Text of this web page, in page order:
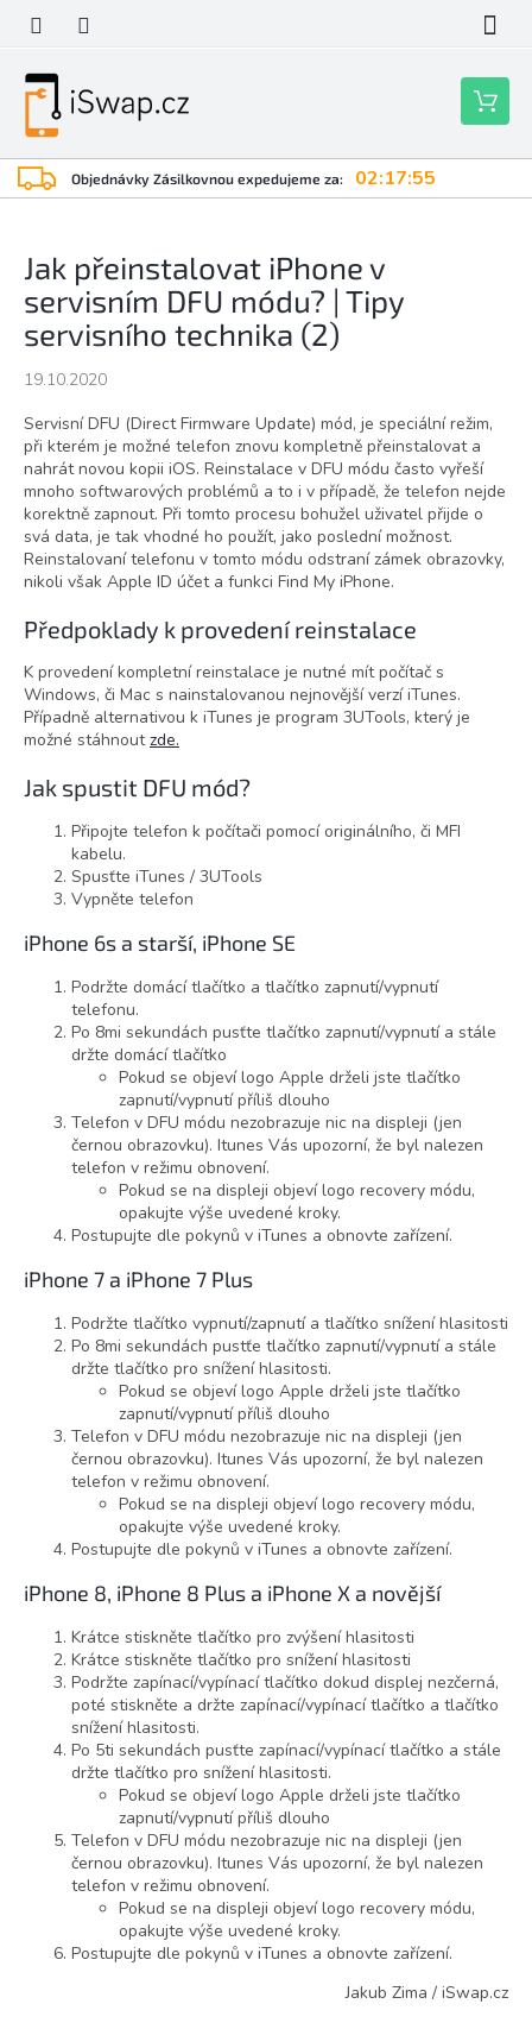
obsah
Objednávky Zásilkovnou expedujeme za: 02:17:55
Nákupní
košík
Jak přeinstalovat iPhone v
servisním DFU módu? | Tipy
servisního technika (2)
19.10.2020
Servisní DFU (Direct Firmware Update) mód, je speciální režim,
při kterém je možné telefon znovu kompletně přeinstalovat a
nahrát novou kopii iOS. Reinstalace v DFU módu často vyřeší
mnoho softwarových problémů a to i v případě, že telefon nejde
korektně zapnout. Při tomto procesu bohužel uživatel přijde o
svá data, je tak vhodné ho použít, jako poslední možnost.
Reinstalovaní telefonu v tomto módu odstraní zámek obrazovky,
nikoli však Apple ID účet a funkci Find My iPhone.
Předpoklady k provedení reinstalace
K provedení kompletní reinstalace je nutné mít počítač s
Windows, či Mac s nainstalovanou nejnovější verzí iTunes.
Případně alternativou k iTunes je program 3UTools, který je
možné stáhnoutzde.
Jak spustit DFU mód?
Připojte telefon k počítači pomocí originálního, či MFI
kabelu.
Spusťte iTunes / 3UTools
Vypněte telefon
iPhone 6s a starší, iPhone SE
Podržte domácí tlačítko a tlačítko zapnutí/vypnutí
telefonu.
Po 8mi sekundách pusťte tlačítko zapnutí/vypnutí a stále
držte domácí tlačítko
Pokud se objeví logo Apple drželi jste tlačítko
zapnutí/vypnutí příliš dlouho
Telefon v DFU módu nezobrazuje nic na displeji (jen
černou obrazovku). Itunes Vás upozorní, že byl nalezen
telefon v režimu obnovení.
Pokud se na displeji objeví logo recovery módu,
opakujte výše uvedené kroky.
Postupujte dle pokynů v iTunes a obnovte zařízení.
iPhone 7 a iPhone 7 Plus
Podržte tlačítko vypnutí/zapnutí a tlačítko snížení hlasitosti
Po 8mi sekundách pustťe tlačítko zapnutí/vypnutí a stále
držte tlačítko pro snížení hlasitosti.
Pokud se objeví logo Apple drželi jste tlačítko
zapnutí/vypnutí příliš dlouho
Telefon v DFU módu nezobrazuje nic na displeji (jen
černou obrazovku). Itunes Vás upozorní, že byl nalezen
telefon v režimu obnovení.
Pokud se na displeji objeví logo recovery módu,
opakujte výše uvedené kroky.
Postupujte dle pokynů v iTunes a obnovte zařízení.
iPhone 8, iPhone 8 Plus a iPhone X a novější
Krátce stiskněte tlačítko pro zvýšení hlasitosti
Krátce stiskněte tlačítko pro snížení hlasitosti
Podržte zapínací/vypínací tlačítko dokud displej nezčerná,
poté stiskněte a držte zapínací/vypínací tlačítko a tlačítko
snížení hlasitosti.
Po 5ti sekundách pusťte zapínací/vypínací tlačítko a stále
držte tlačítko pro snížení hlasitosti.
Pokud se objeví logo Apple drželi jste tlačítko
zapnutí/vypnutí příliš dlouho
Telefon v DFU módu nezobrazuje nic na displeji (jen
černou obrazovku). Itunes Vás upozorní, že byl nalezen
telefon v režimu obnovení.
Pokud se na displeji objeví logo recovery módu,
opakujte výše uvedené kroky.
Postupujte dle pokynů v iTunes a obnovte zařízení.
Jakub Zima / iSwap.cz